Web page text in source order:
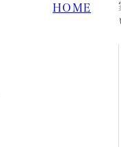
HOME